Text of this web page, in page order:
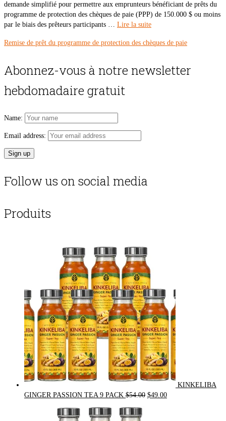
demande simplifié pour permettre aux emprunteurs bénéficiant de prêts du
programme de protection des chèques de paie (PPP) de 150.000 $ ou moins
par le biais des prêteurs participants … Lire la suite
Remise de prêt du programme de protection des chèques de paie
Abonnez-vous à notre newsletter
hebdomadaire gratuit
Name:
Email address:
Follow us on social media
Produits
KINKELIBA
GINGER PASSION TEA 9 PACK $54.00 Original
$49.00Current